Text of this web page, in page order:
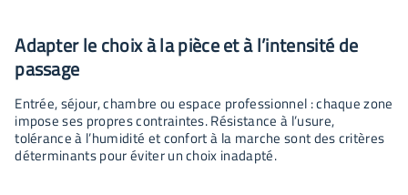
Adapter le choix à la pièce et à l’intensité de
passage
Entrée, séjour, chambre ou espace professionnel : chaque zone
impose ses propres contraintes. Résistance à l’usure,
tolérance à l’humidité et confort à la marche sont des critères
déterminants pour éviter un choix inadapté.